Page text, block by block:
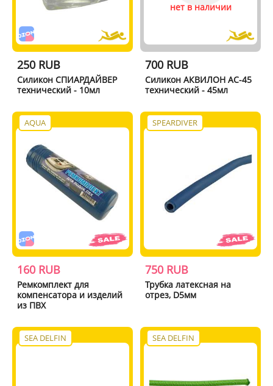
250 RUB
Cиликон СПИАРДАЙВЕР
технический - 10мл
нет в наличии
700 RUB
Силикон АКВИЛОН AC-45
технический - 45мл
AQUA
160 RUB
Ремкомплект для
компенсатора и изделий
из ПВХ
SPEARDIVER
750 RUB
Трубка латексная на
отрез, D5мм
SEA DELFIN SEA DELFIN